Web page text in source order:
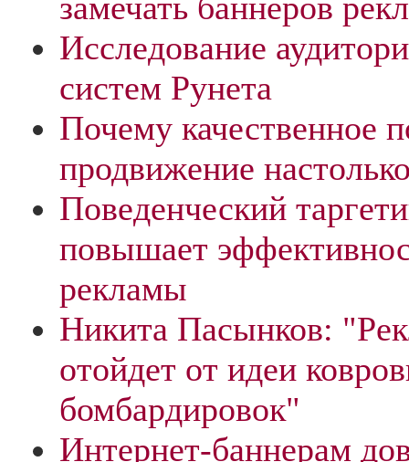
Исследование
систем Рунета
Почему качественное
продвижение
Поведенческий
повышает
рекламы
Никита Пасынков:
отойдет от идеи
бомбардировок"
Интернет-баннерам